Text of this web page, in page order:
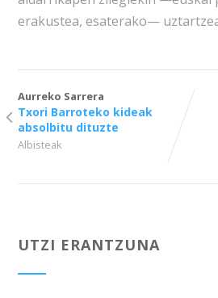
erakustea, esaterako—
Aurreko Sarrera
Txori Barroteko kideak
absolbitu dituzte
Albisteak
UTZI ERANTZUNA